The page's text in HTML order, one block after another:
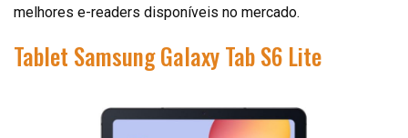
melhores e-readers disponíveis no mercado.
Tablet Samsung Galaxy Tab S6 Lite